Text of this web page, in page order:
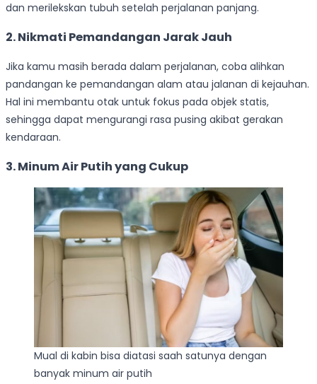
dan merilekskan tubuh setelah perjalanan panjang.
2. Nikmati Pemandangan Jarak Jauh
Jika kamu masih berada dalam perjalanan, coba alihkan
pandangan ke pemandangan alam atau jalanan di kejauhan.
Hal ini membantu otak untuk fokus pada objek statis,
sehingga dapat mengurangi rasa pusing akibat gerakan
kendaraan.
3. Minum Air Putih yang Cukup
Mual di kabin bisa diatasi saah satunya dengan
banyak minum air putih